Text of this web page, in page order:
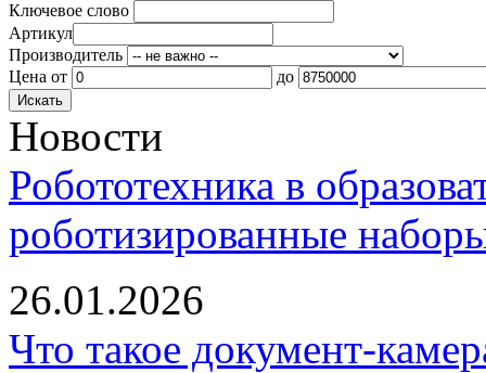
Ключевое слово
Артикул
Производитель
Цена от до
Новости
Робототехника в
роботизированные
26.01.2026
Что такое документ-